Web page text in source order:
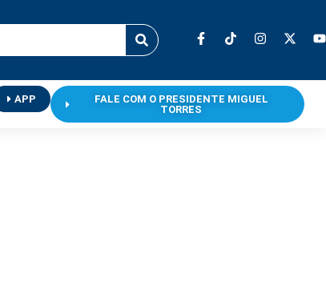
APP
FALE COM O PRESIDENTE MIGUEL
TORRES